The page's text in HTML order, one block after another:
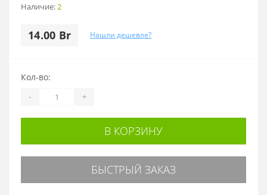
Наличие:2
14.00 Br Нашли дешевле?
Кол-во:
- +
В КОРЗИНУ
БЫСТРЫЙ ЗАКАЗ